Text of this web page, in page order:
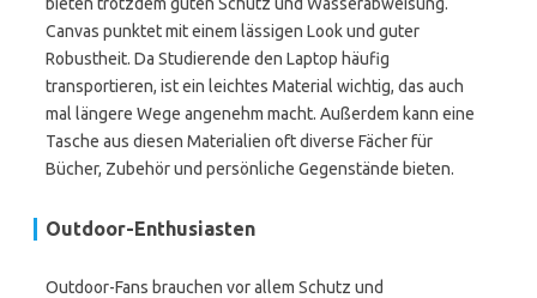
Canvas punktet mit einem lässigen Look und guter
Robustheit. Da Studierende den Laptop häufig
transportieren, ist ein leichtes Material wichtig, das auch
mal längere Wege angenehm macht. Außerdem kann eine
Tasche aus diesen Materialien oft diverse Fächer für
Bücher, Zubehör und persönliche Gegenstände bieten.
Outdoor-Enthusiasten
Outdoor-Fans brauchen vor allem Schutz und